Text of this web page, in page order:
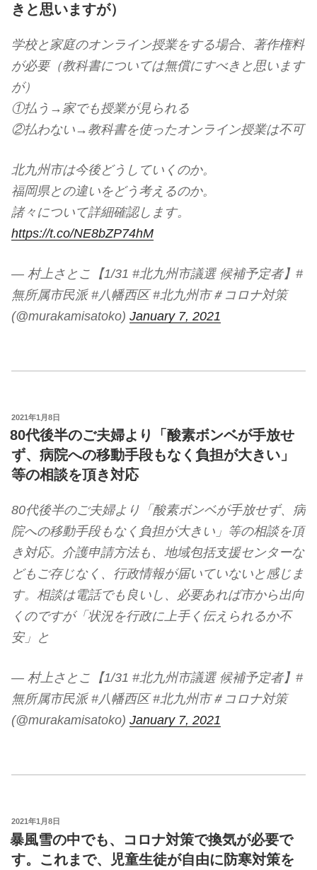
きと思いますが）
学校と家庭のオンライン授業をする場合、著作権料
が必要（教科書については無償にすべきと思います
が）
①払う→家でも授業が見られる
②払わない→教科書を使ったオンライン授業は不可
北九州市は今後どうしていくのか。
福岡県との違いをどう考えるのか。
諸々について詳細確認します。
https://t.co/NE8bZP74hM
— 村上さとこ【1/31 #北九州市議選 候補予定者】#
無所属市民派 #八幡西区 #北九州市＃コロナ対策
(@murakamisatoko) January 7, 2021
投
稿
日:
2021年1月8日
80代後半のご夫婦より「酸素ボンベが手放せ
ず、病院への移動手段もなく負担が大きい」
等の相談を頂き対応
80代後半のご夫婦より「酸素ボンベが手放せず、病
院への移動手段もなく負担が大きい」等の相談を頂
き対応。介護申請方法も、地域包括支援センターな
どもご存じなく、行政情報が届いていないと感じま
す。相談は電話でも良いし、必要あれば市から出向
くのですが「状況を行政に上手く伝えられるか不
安」と
— 村上さとこ【1/31 #北九州市議選 候補予定者】#
無所属市民派 #八幡西区 #北九州市＃コロナ対策
(@murakamisatoko) January 7, 2021
投
稿
日:
2021年1月8日
暴風雪の中でも、コロナ対策で換気が必要で
す。これまで、児童生徒が自由に防寒対策を